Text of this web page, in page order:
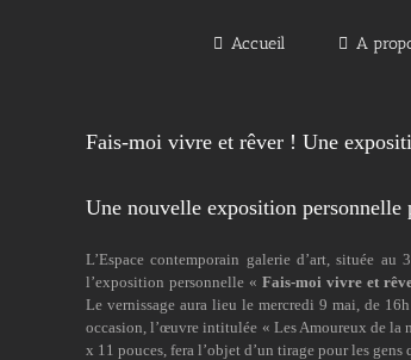
Accueil A
Fais-moi vivre et rêver ! Une
Une nouvelle exposition
L’Espace contemporain galerie d’art, située
l’exposition personnelle «Fais-moi vivre et
Le vernissage aura lieu le mercredi 9 mai, de
occasion, l’œuvre intitulée « Les Amoureux de la
x 11 pouces, fera l’objet d’un tirage pour les gens